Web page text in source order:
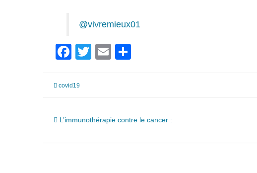
@vivremieux01
Facebook
TwitterEmail
covid19
Navigation
L’immunothérapie contre le cancer :